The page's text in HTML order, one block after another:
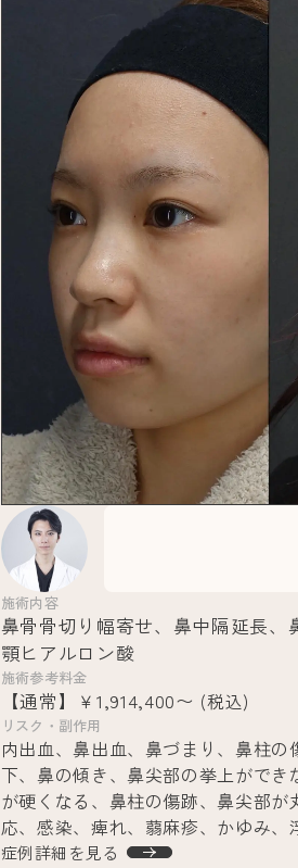
施術内容
鼻骨骨切り幅寄せ、鼻中隔延長、
顎ヒアルロン酸
施術参考料金
【通常】￥1,914,400〜 (税込)
リスク・副作用
内出血、鼻出血、鼻づまり、鼻柱
下、鼻の傾き、鼻尖部の挙上がで
が硬くなる、鼻柱の傷跡、鼻尖部
応、感染、痺れ、蒻麻疹、かゆみ、
症例詳細を見る